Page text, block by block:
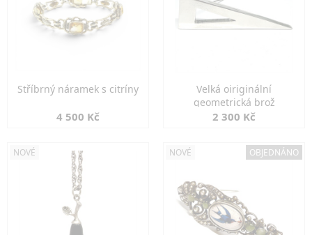
Stříbrný náramek s citríny
4 500 Kč
Velká oiriginální
geometrická brož
2 300 Kč
NOVÉ NOVÉ OBJEDNÁNO